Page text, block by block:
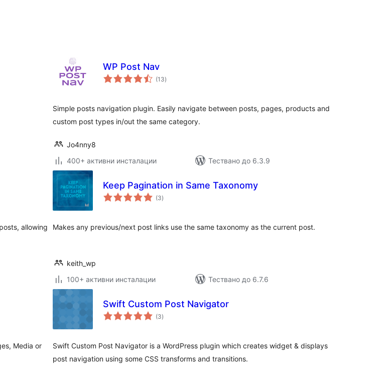
WP Post Nav
(13общо
оценки
)
Simple posts navigation plugin. Easily navigate between posts, pages, products and
custom post types in/out the same category.
Jo4nny8
400+ активни инсталации
Тествано до 6.3.9
allowing
Keep Pagination in Same Taxonomy
(3общо
оценки
)
Makes any previous/next post links use the same taxonomy as the current post.
keith_wp
100+ активни инсталации
Тествано до 6.7.6
Media or
Swift Custom Post Navigator
(3общо
оценки
)
Swift Custom Post Navigator is a WordPress plugin which creates widget & displays
post navigation using some CSS transforms and transitions.